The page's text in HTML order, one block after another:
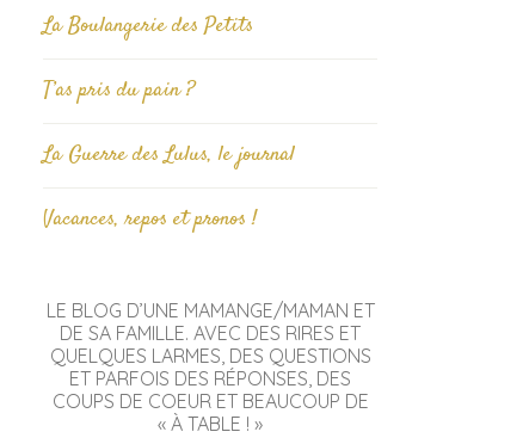
La Boulangerie des Petits
T’as pris du pain ?
La Guerre des Lulus, le journal
Vacances, repos et pronos !
LE BLOG D’UNE MAMANGE/MAMAN ET
DE SA FAMILLE. AVEC DES RIRES ET
QUELQUES LARMES, DES QUESTIONS
ET PARFOIS DES RÉPONSES, DES
COUPS DE COEUR ET BEAUCOUP DE
« À TABLE ! »